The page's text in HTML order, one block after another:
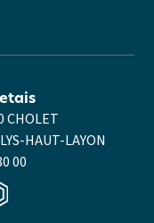
CHOLET
HAUT-LAYON
00